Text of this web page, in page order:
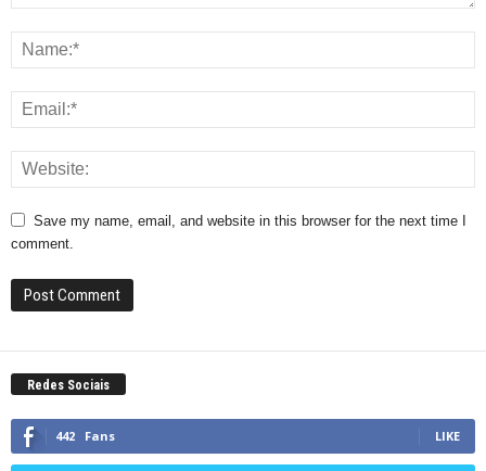
Save my name, email, and website in this browser for the next time I
comment.
Redes Sociais
442 Fans LIKE